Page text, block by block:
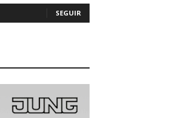
SEGUIR